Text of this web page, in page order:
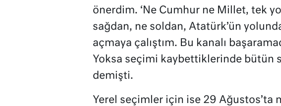
önerdim. ‘Ne Cumhur ne Millet, tek
sağdan, ne soldan, Atatürk’ün
açmaya çalıştım. Bu kanalı
Yoksa seçimi kaybettiklerinde bütün
demişti.
Yerel seçimler için ise 29 Ağustos’ta